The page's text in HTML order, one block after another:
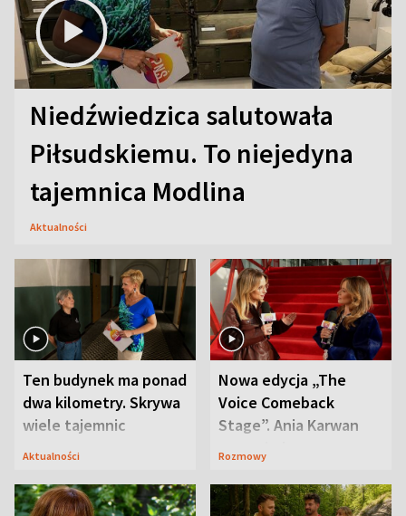
Niedźwiedzica salutowała
Piłsudskiemu. To niejedyna
tajemnica Modlina
Aktualności
Ten budynek ma ponad
dwa kilometry. Skrywa
wiele tajemnic
Aktualności
Nowa edycja „The
Voice Comeback
Stage”. Ania Karwan
zapowiada
Rozmowy